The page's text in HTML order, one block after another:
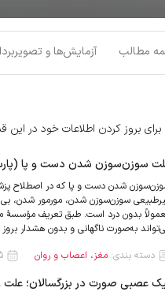
مطالب آزمایش‌ها و
بروز کردن اطلاعات خود در
سوزن‌سوزن شدن دست و پا
سوزن‌سوزن شدن، مورمور شدن،
به‌صورت ناگهانی و بدون هشدار
دسته بندی: مغز، اعصاب و روان
عصبی صورت در بزرگسالان؛ علت